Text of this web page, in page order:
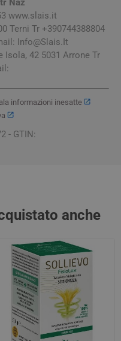
Naz
www.slais.it
Terni Tr +390744388804
Info@Slais.It
Isola, 42 5031 Arrone Tr
informazioni inesatte
- GTIN:
anche